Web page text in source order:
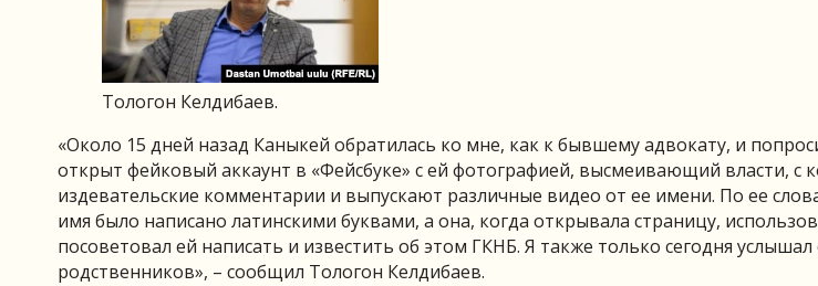
Тологон Келдибаев.
«Около 15 дней назад Каныкей обратилась ко мне, как к бывшему адвокату, и
открыт фейковый аккаунт в «Фейсбуке» с ей фотографией, высмеивающий власти, с
издевательские комментарии и выпускают различные видео от ее имени. По ее
имя было написано латинскими буквами, а она, когда открывала страницу,
посоветовал ей написать и известить об этом ГКНБ. Я также только сегодня
родственников», – сообщил Тологон Келдибаев.